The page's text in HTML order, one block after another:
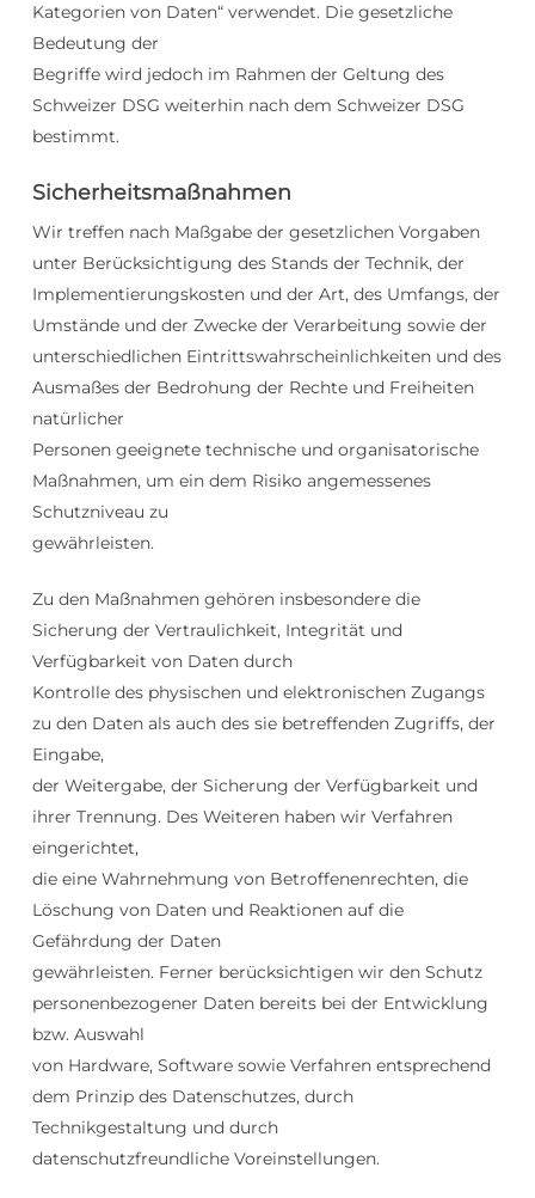
Kategorien von Daten“ verwendet. Die gesetzliche
Bedeutung der
Begriffe wird jedoch im Rahmen der Geltung des
Schweizer DSG weiterhin nach dem Schweizer DSG
bestimmt.
Sicherheitsmaßnahmen
Wir treffen nach Maßgabe der gesetzlichen Vorgaben
unter Berücksichtigung des Stands der Technik, der
Implementierungskosten und der Art, des Umfangs, der
Umstände und der Zwecke der Verarbeitung sowie der
unterschiedlichen Eintrittswahrscheinlichkeiten und des
Ausmaßes der Bedrohung der Rechte und Freiheiten
natürlicher
Personen geeignete technische und organisatorische
Maßnahmen, um ein dem Risiko angemessenes
Schutzniveau zu
gewährleisten.
Zu den Maßnahmen gehören insbesondere die
Sicherung der Vertraulichkeit, Integrität und
Verfügbarkeit von Daten durch
Kontrolle des physischen und elektronischen Zugangs
zu den Daten als auch des sie betreffenden Zugriffs, der
Eingabe,
der Weitergabe, der Sicherung der Verfügbarkeit und
ihrer Trennung. Des Weiteren haben wir Verfahren
eingerichtet,
die eine Wahrnehmung von Betroffenenrechten, die
Löschung von Daten und Reaktionen auf die
Gefährdung der Daten
gewährleisten. Ferner berücksichtigen wir den Schutz
personenbezogener Daten bereits bei der Entwicklung
bzw. Auswahl
von Hardware, Software sowie Verfahren entsprechend
dem Prinzip des Datenschutzes, durch
Technikgestaltung und durch
datenschutzfreundliche Voreinstellungen.